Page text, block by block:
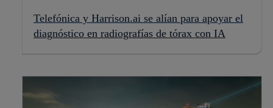
Telefónica y Harrison.ai se alían para apoyar el
diagnóstico en radiografías de tórax con IA